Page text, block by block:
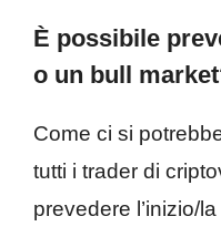
È possibile
o un bull
Come ci si
tutti i trader di
prevedere l’inizio/